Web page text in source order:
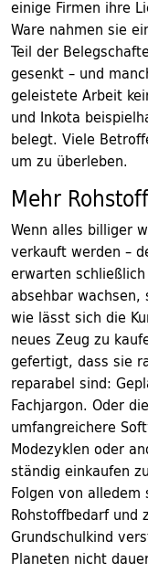
einige Firmen ihre
Ware nahmen sie
Teil der
gesenkt – und
geleistete Arbeit
und Inkota
belegt. Viele
um zu überleben.
Mehr
Wenn alles billiger
verkauft werden –
erwarten
absehbar
wie lässt sich die
neues Zeug zu
gefertigt, dass sie
reparabel sind:
Fachjargon. Oder
umfangreichere
Modezyklen oder
ständig einkaufen
Folgen von
Rohstoffbedarf und
Grundschulkind
Planeten nicht